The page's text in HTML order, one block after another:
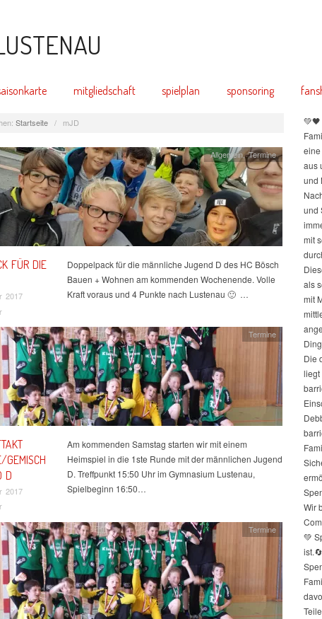
mitgliedschaft spielplan sponsoring
Startseite / mJD
FÜR DIE
2017
Allgemein,Termine
Doppelpack für die männliche Jugend D des HC Bösch
Bauen + Wohnen am kommenden Wochenende. Volle
Kraft voraus und 4 Punkte nach Lustenau 🙂 …
GEMISCH
D
2017
Termine
Am kommenden Samstag starten wir mit einem
Heimspiel in die 1ste Runde mit der männlichen Jugend
D. Treffpunkt 15:50 Uhr im Gymnasium Lustenau,
Spielbeginn 16:50…
Termine
aus
und
und
mit
als
mit
Die
liegt
Wir
💚
ist.